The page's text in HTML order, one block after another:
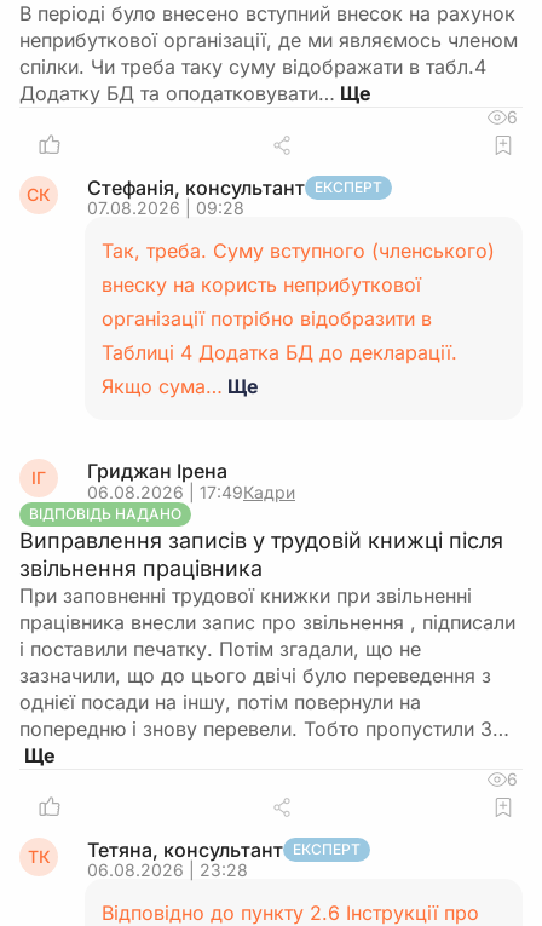
В періоді було внесено вступний внесок на рахунок
неприбуткової організації, де ми являємось членом
спілки. Чи треба таку суму відображати в табл.4
Додатку БД та оподатковувати…
6
СК Стефанія, консультант ЕКСПЕРТ
07.08.2026 | 09:28
Так, треба. Суму вступного (членського)
внеску на користь неприбуткової
організації потрібно відобразити в
Таблиці 4 Додатка БД до декларації.
Якщо сума… Ще
ІГ Гриджан Ірена
06.08.2026 | 17:49Кадри
ВІДПОВІДЬ НАДАНО
Виправлення записів у трудовій книжці після
звільнення працівника
При заповненні трудової книжки при звільненні
працівника внесли запис про звільнення , підписали
і поставили печатку. Потім згадали, що не
зазначили, що до цього двічі було переведення з
однієї посади на іншу, потім повернули на
попередню і знову перевели. Тобто пропустили 3…
6
ТК Тетяна, консультант ЕКСПЕРТ
06.08.2026 | 23:28
Відповідно до пункту 2.6 Інструкції про